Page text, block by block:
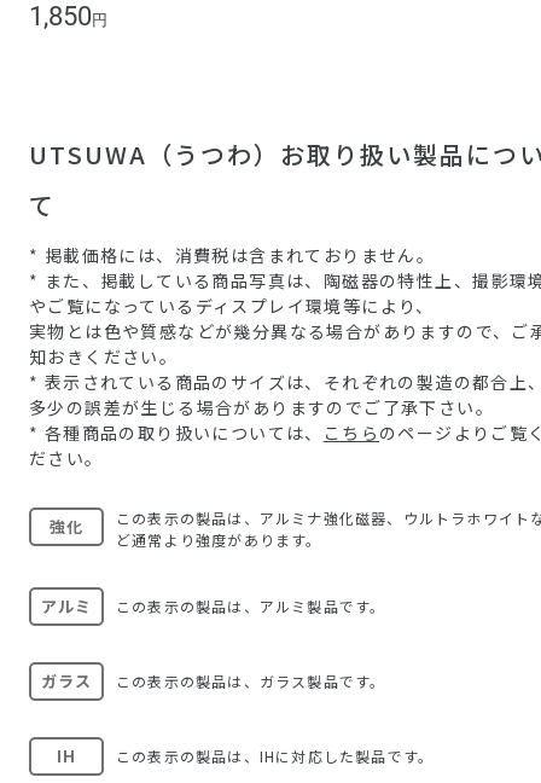
1,850 円
UTSUWA（うつわ）お取り扱い製品につ
て
* 掲載価格には、消費税は含まれておりません。
* また、掲載している商品写真は、陶磁器の特性上、撮影環
やご覧になっているディスプレイ環境等により、
実物とは色や質感などが幾分異なる場合がありますので、ご
知おきください。
* 表示されている商品のサイズは、それぞれの製造の都合上
多少の誤差が生じる場合がありますのでご了承下さい。
* 各種商品の取り扱いについては、
こちら のページよりご覧
ださい。
強化
この表示の製品は、アルミナ強化磁器、ウルトラホワイト
ど通常より強度があります。
アルミ この表示の製品は、アルミ製品です。
ガラス この表示の製品は、ガラス製品です。
IH この表示の製品は、IHに対応した製品です。